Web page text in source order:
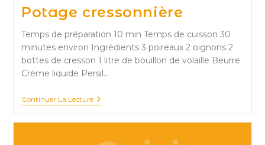
Potage cressonnière
Temps de préparation 10 min Temps de cuisson 30
minutes environ Ingrédients 3 poireaux 2 oignons 2
bottes de cresson 1 litre de bouillon de volaille Beurre
Crème liquide Persil…
Continuer La LecturePotage
Cressonnière